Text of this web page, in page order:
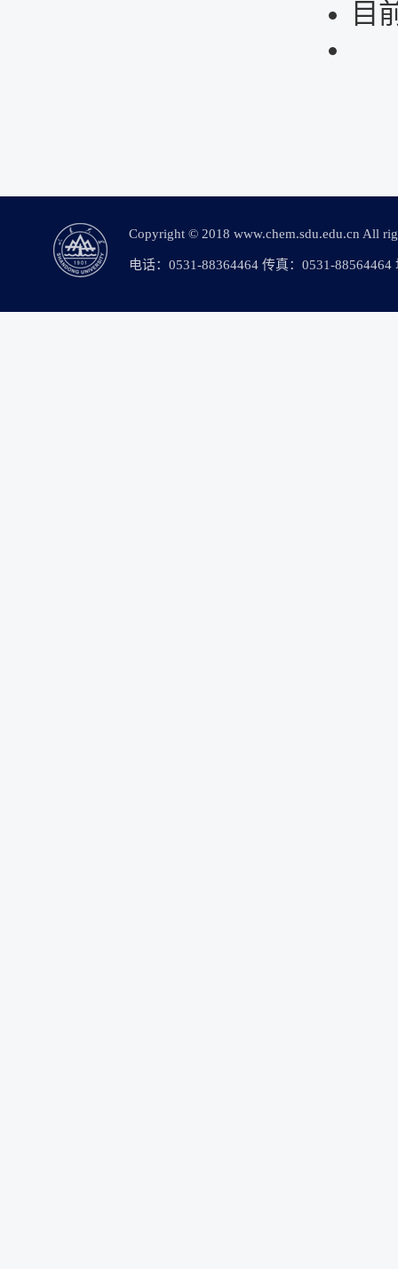
目
Copyright © 2018 www.chem.sdu.edu.cn All
电话：0531-88364464 传真：0531-